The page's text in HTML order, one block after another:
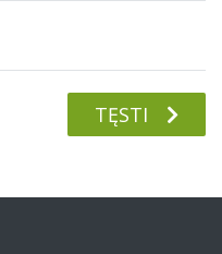
TĘSTI